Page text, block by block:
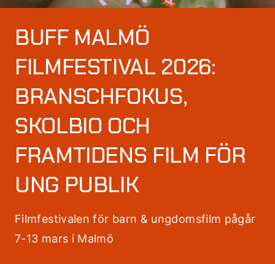
BUFF MALMÖ
FILMFESTIVAL 2026:
BRANSCHFOKUS,
SKOLBIO OCH
FRAMTIDENS FILM FÖR
UNG PUBLIK
Filmfestivalen för barn & ungdomsfilm pågår
7-13 mars i Malmö